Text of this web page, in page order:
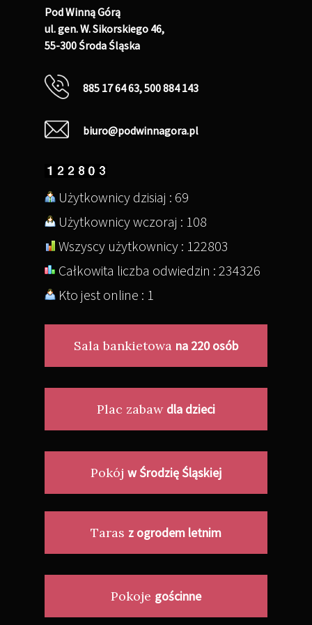
Pod Winną Górą
ul. gen. W. Sikorskiego 46,
55-300 Środa Śląska
885 17 64 63, 500 884 143
biuro@podwinnagora.pl
Użytkownicy dzisiaj : 69
Użytkownicy wczoraj : 108
Wszyscy użytkownicy : 122803
Całkowita liczba odwiedzin : 234326
Kto jest online : 1
Sala bankietowa na 220 osób
Plac zabaw dla dzieci
Pokój w Środzię Śląskiej
Taras z ogrodem letnim
Pokoje gościnne